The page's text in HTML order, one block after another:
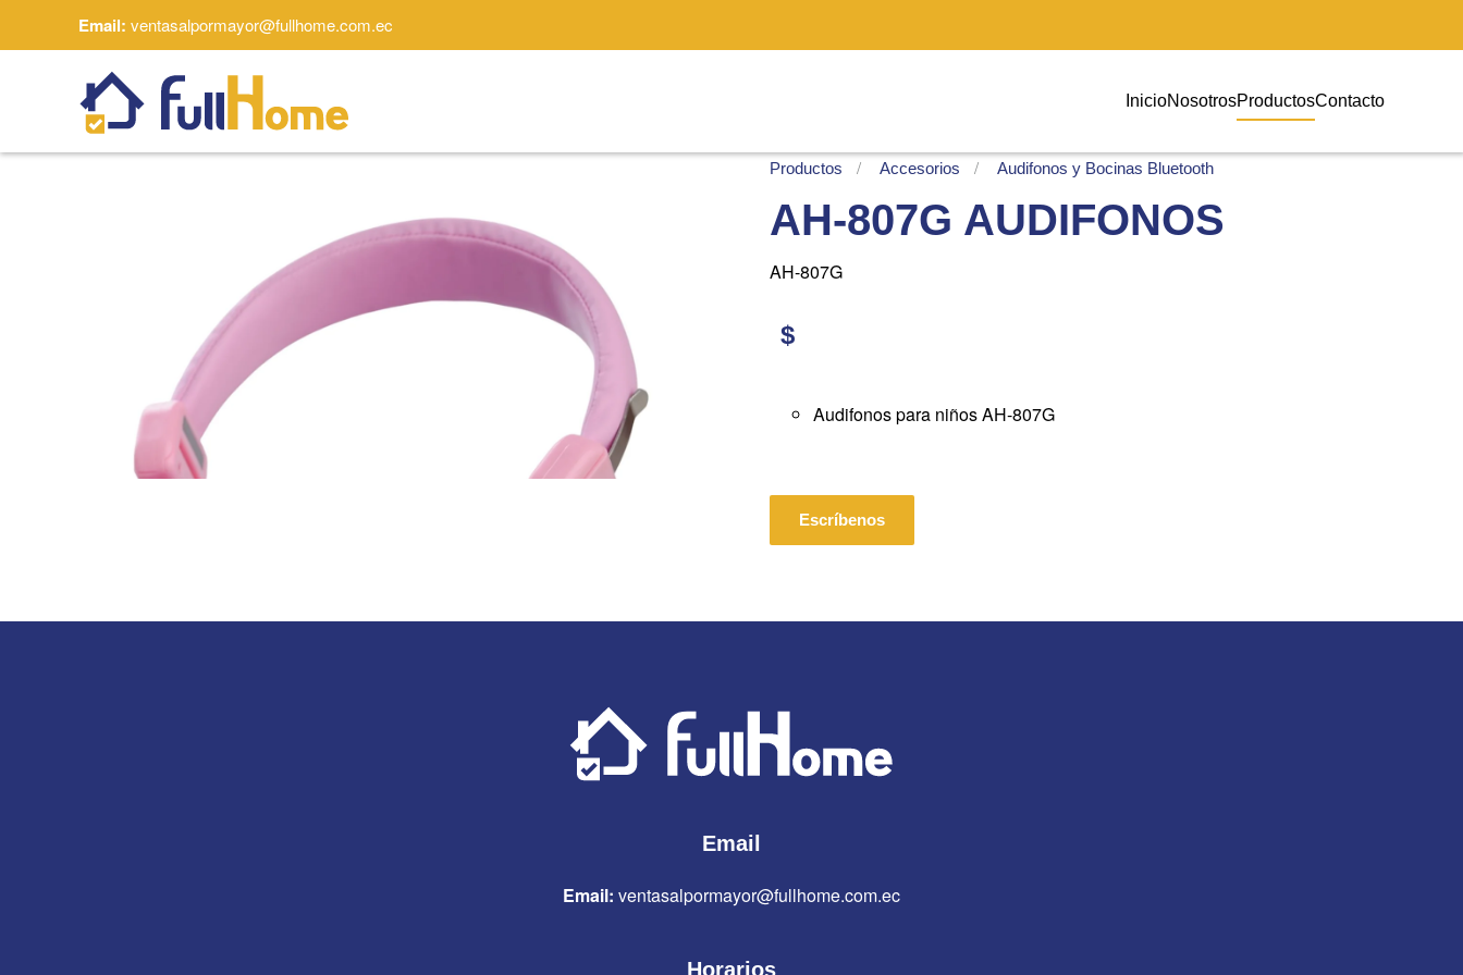
Email: ventasalpormayor@fullhome.com.ec
InicioNosotrosProductosContacto
Productos Accesorios Audifonos y Bocinas Bluetooth
AH-807G AUDIFONOS
AH-807G
$
Audifonos para niños AH-807G
Escríbenos
Email
Email: ventasalpormayor@fullhome.com.ec
Horarios